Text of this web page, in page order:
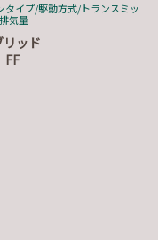
タイプ/駆動方式/トランスミッ
気量
ッド